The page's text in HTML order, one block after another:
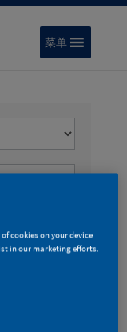
菜单
cookies on your device
in our marketing efforts.